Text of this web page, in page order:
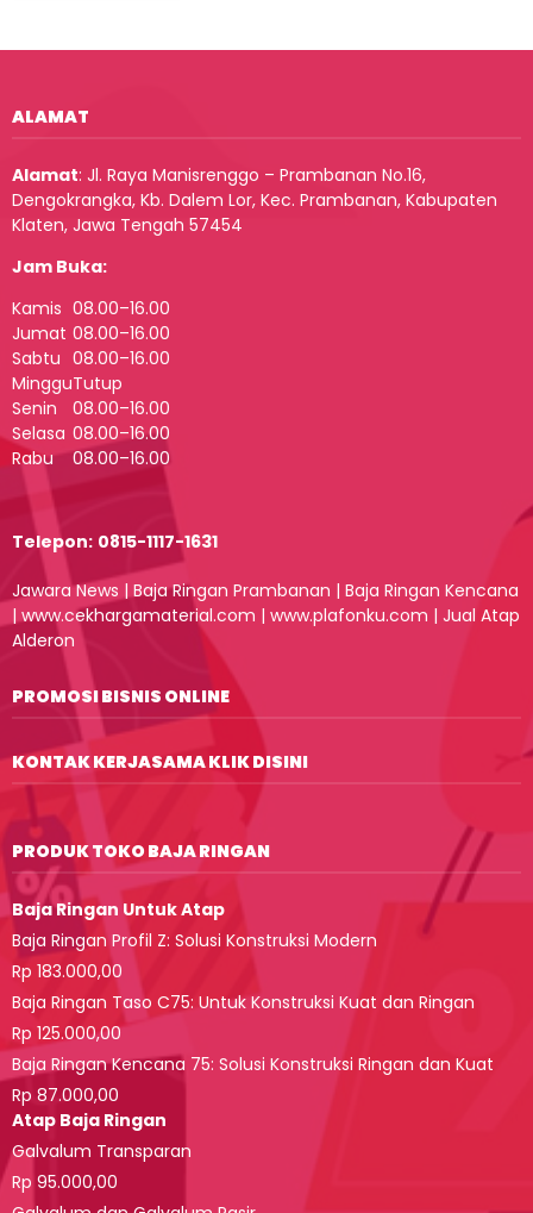
ALAMAT
Alamat: Jl. Raya Manisrenggo – Prambanan No.16,
Dengokrangka, Kb. Dalem Lor, Kec. Prambanan, Kabupaten
Klaten, Jawa Tengah 57454
Jam Buka:
Kamis 08.00–16.00
Jumat 08.00–16.00
Sabtu 08.00–16.00
MingguTutup
Senin
08.00–16.00
Selasa 08.00–16.00
Rabu
08.00–16.00
Telepon: 0815-1117-1631
Jawara News | Baja Ringan Prambanan | Baja Ringan Kencana
|www.cekhargamaterial.com | www.plafonku.com | Jual Atap
Alderon
PROMOSI BISNIS ONLINE
KONTAK KERJASAMA KLIK DISINI
PRODUK TOKO BAJA RINGAN
Baja Ringan Untuk Atap
Baja Ringan Profil Z: Solusi Konstruksi Modern
Rp 183.000,00
Baja Ringan Taso C75: Untuk Konstruksi Kuat dan Ringan
Rp 125.000,00
Baja Ringan Kencana 75: Solusi Konstruksi Ringan dan Kuat
Rp 87.000,00
Atap Baja Ringan
Galvalum Transparan
Rp 95.000,00